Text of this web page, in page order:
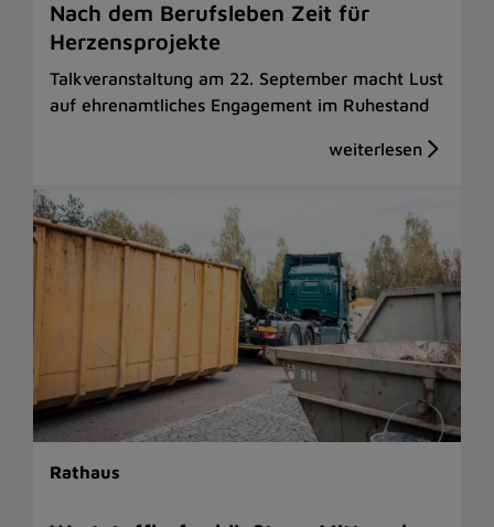
Nach dem Berufsleben Zeit für
Herzensprojekte
Talkveranstaltung am 22. September macht Lust
auf ehrenamtliches Engagement im Ruhestand
Rathaus